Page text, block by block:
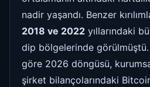
nadir yaşandı. Benzer
2018 ve 2022 yıllarındaki
dip bölgelerinde
göre 2026 döngüsü,
şirket bilançolarındaki Bitcoin